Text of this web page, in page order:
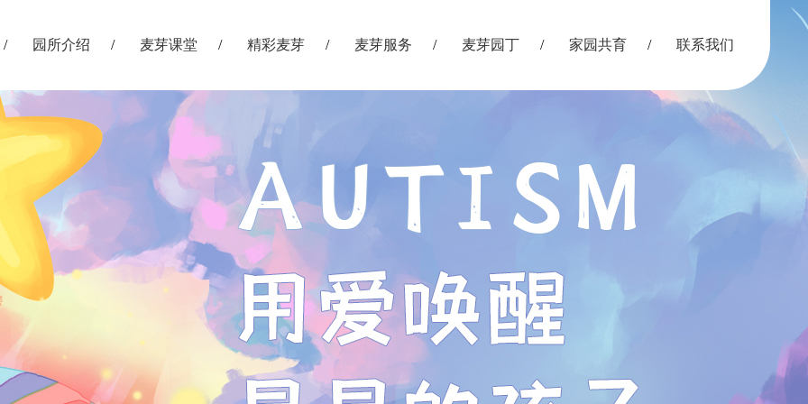
园所介绍 麦芽课堂 精彩麦芽 麦芽服务 麦芽园丁 家园共育 联系我们